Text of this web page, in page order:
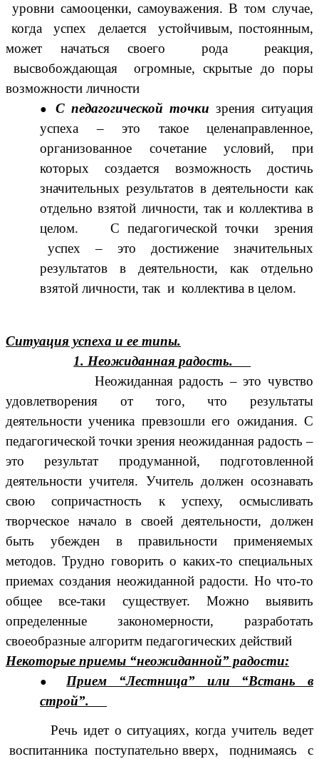
уровни самооценки, самоуважения. В том случае,
когда успех делается устойчивым, постоянным,
может начаться своего рода реакция,
высвобождающая огромные, скрытые до поры
возможности личности
С педагогической точки зрения ситуация
успеха – это такое целенаправленное,
организованное сочетание условий, при
которых создается возможность достичь
значительных результатов в деятельности как
отдельно взятой личности, так и коллектива в
целом. С педагогической точки зрения
успех – это достижение значительных
результатов в деятельности, как отдельно
взятой личности, так и коллектива в целом.
Ситуация успеха и ее типы.
1. Неожиданная радость.
Неожиданная радость – это чувство
удовлетворения от того, что результаты
деятельности ученика превзошли его ожидания. С
педагогической точки зрения неожиданная радость –
это результат продуманной, подготовленной
деятельности учителя. Учитель должен осознавать
свою сопричастность к успеху, осмысливать
творческое начало в своей деятельности, должен
быть убежден в правильности применяемых
методов. Трудно говорить о каких-то специальных
приемах создания неожиданной радости. Но что-то
общее все-таки существует. Можно выявить
определенные закономерности, разработать
своеобразные алгоритм педагогических действий
Некоторые приемы “неожиданной” радости:
Прием “Лестница” или “Встань в
строй”.
Речь идет о ситуациях, когда учитель ведет
воспитанника поступательно вверх, поднимаясь с